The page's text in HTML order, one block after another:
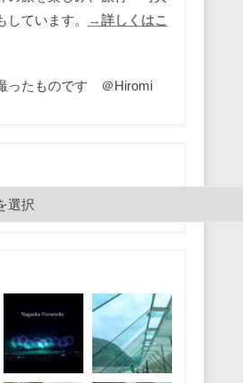
しています。
→詳しくはこ
ったものです ＠Hiromi